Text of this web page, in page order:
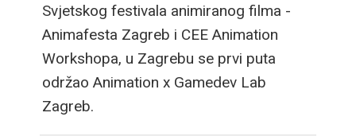
Svjetskog festivala animiranog filma -
Animafesta Zagreb i CEE Animation
Workshopa, u Zagrebu se prvi puta
održao Animation x Gamedev Lab
Zagreb.